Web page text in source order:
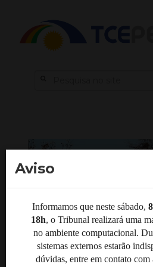
Aviso
Informamos que neste sábado,
18h, o Tribunal realizará uma
no ambiente computacional.
sistemas externos estarão
dúvidas, entre em contato com